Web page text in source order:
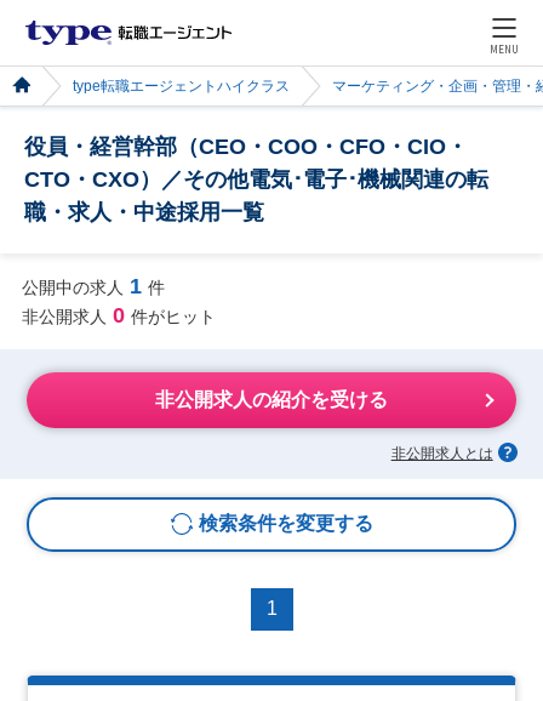
MENU
type転職エージェントハイクラス マーケティング・企画・管理・
役員・経営幹部（CEO・COO・CFO・CIO・
CTO・CXO）／その他電気･電子･機械関連の転
職・求人・中途採用一覧
公開中の求人 1 件
非公開求人 0 件がヒット
非公開求人の紹介を受ける
非公開求人とは
検索条件を変更する
1